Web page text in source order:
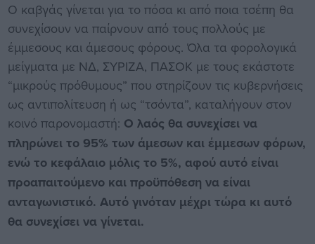
Ο καβγάς γίνεται για το πόσα κι από ποια τσέπη θα
συνεχίσουν να παίρνουν από τους πολλούς με
έμμεσους και άμεσους φόρους. Όλα τα φορολογικά
μείγματα με ΝΔ, ΣΥΡΙΖΑ, ΠΑΣΟΚ με τους εκάστοτε
“μικρούς πρόθυμους” που στηρίζουν τις κυβερνήσεις
ως αντιπολίτευση ή ως “τσόντα”, καταλήγουν στον
κοινό παρονομαστή: Ο λαός θα συνεχίσει να
πληρώνει το 95% των άμεσων και έμμεσων φόρων,
ενώ το κεφάλαιο μόλις το 5%, αφού αυτό είναι
προαπαιτούμενο και προϋπόθεση να είναι
ανταγωνιστικό. Αυτό γινόταν μέχρι τώρα κι αυτό
θα συνεχίσει να γίνεται.